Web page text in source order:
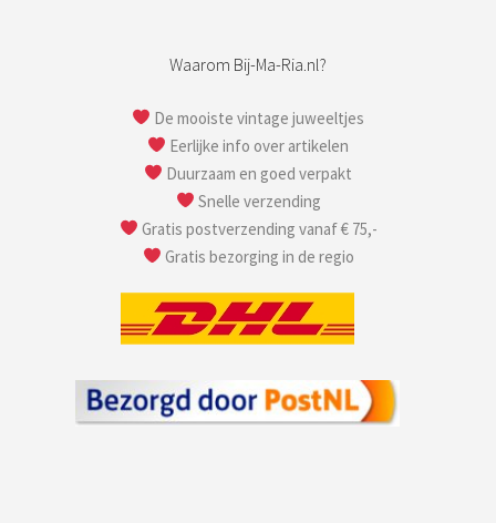
Waarom Bij-Ma-Ria.nl?
De mooiste vintage juweeltjes
Eerlijke info over artikelen
Duurzaam en goed verpakt
Snelle verzending
Gratis postverzending vanaf € 75,-
Gratis bezorging in de regio